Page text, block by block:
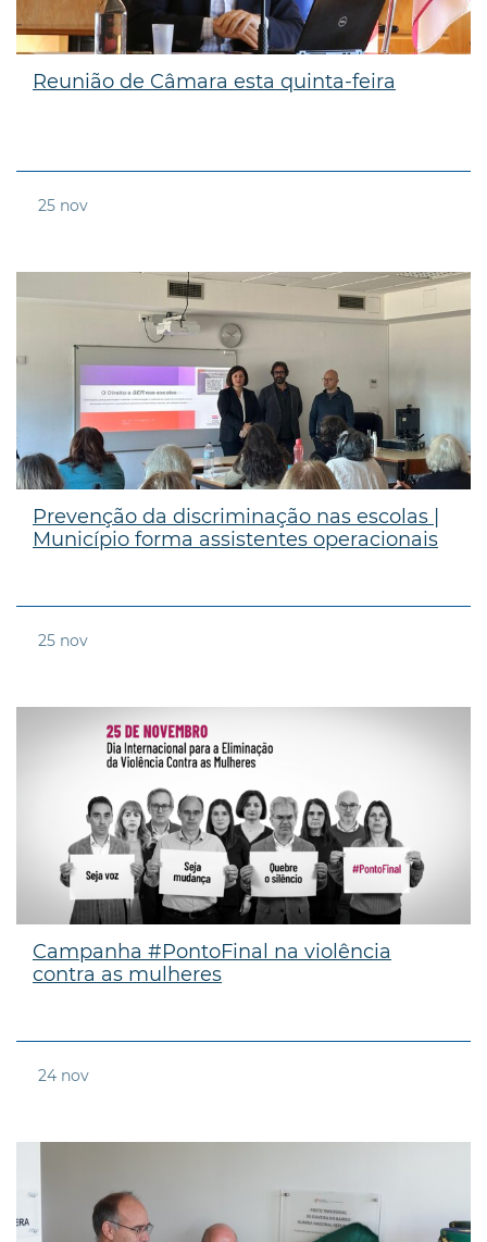
Reunião de Câmara esta quinta-feira
25 nov
Prevenção da discriminação nas escolas |
Município forma assistentes operacionais
25 nov
Campanha #PontoFinal na violência
contra as mulheres
24 nov